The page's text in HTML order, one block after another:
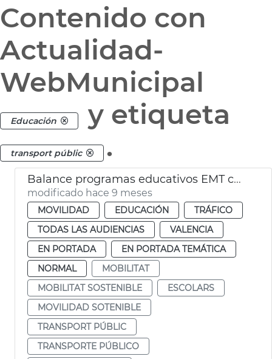
Contenido con
Actualidad-
WebMunicipal
Educación y etiqueta
transport públic .
Balance programas educativos EMT curso 2024-25
modificado hace 9 meses
MOVILIDAD EDUCACIÓN
TRÁFICO
TODAS LAS AUDIENCIAS
VALENCIA
EN PORTADA
EN PORTADA TEMÁTICA
NORMAL
MOBILITAT
MOBILITAT SOSTENIBLE
ESCOLARS
MOVILIDAD SOTENIBLE
TRANSPORT PÚBLIC
TRANSPORTE PÚBLICO